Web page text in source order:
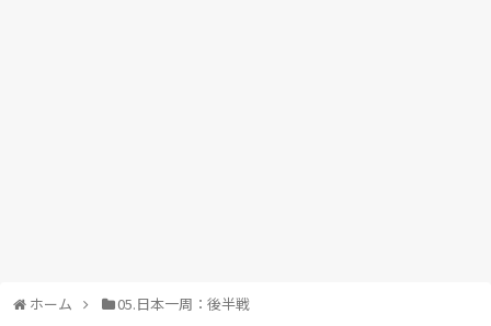
ホーム 05.日本一周：後半戦